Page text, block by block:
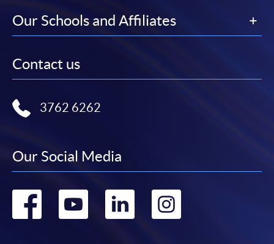
Our Schools and Affiliates
Contact us
3762 6262
Our Social Media
Go Go Go Go